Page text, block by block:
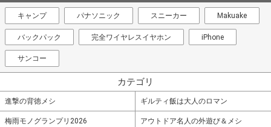
キャンプ パナソニック スニーカー Makuake
バックパック 完全ワイヤレスイヤホン iPhone
サンコー
カテゴリ
進撃の背徳メシ ギルティ飯は大人のロマン
梅雨モノグランプリ2026 アウトドア名人の外遊び＆メシ